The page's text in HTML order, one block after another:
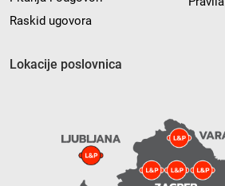
Raskid ugovora
Lokacije poslovnica